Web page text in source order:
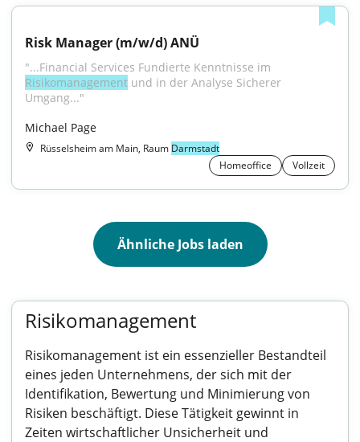
Risk Manager (m/w/d) ANÜ
Risikomanagement und in der Analyse Sicherer
Umgang..."
Michael Page
Rüsselsheim am Main, Raum Darmstadt
Homeoffice
Vollzeit
Ähnliche Jobs laden
Risikomanagement
Risikomanagement ist ein essenzieller Bestandteil
eines jeden Unternehmens, der sich mit der
Identifikation, Bewertung und Minimierung von
Risiken beschäftigt. Diese Tätigkeit gewinnt in
Zeiten wirtschaftlicher Unsicherheit und